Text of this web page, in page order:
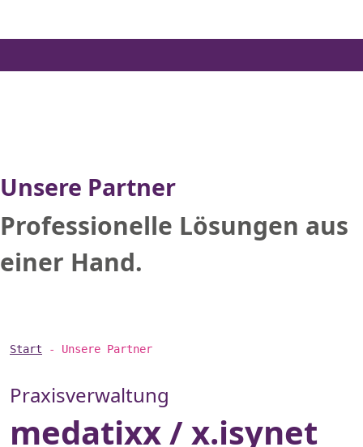
content
Unsere Partner
Professionelle Lösungen aus
einer Hand.
Start - Unsere Partner
Praxisverwaltung
medatixx / x.isynet